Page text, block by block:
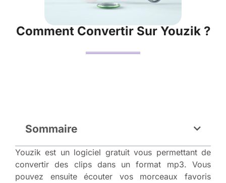
Comment Convertir Sur Youzik ?
Sommaire
Youzik est un logiciel gratuit vous permettant de
convertir des clips dans un format mp3. Vous
pouvez ensuite écouter vos morceaux favoris